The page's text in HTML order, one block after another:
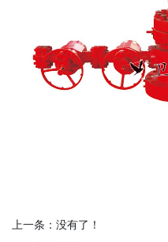
上一条：没有了！